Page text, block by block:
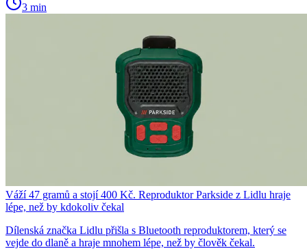
3 min
Váží 47 gramů a stojí 400 Kč. Reproduktor Parkside z Lidlu hraje
lépe, než by kdokoliv čekal
Dílenská značka Lidlu přišla s Bluetooth reproduktorem, který se
vejde do dlaně a hraje mnohem lépe, než by člověk čekal.